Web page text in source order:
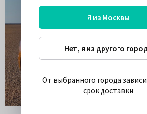
Я из Москвы
Нет, я из другого
От выбранного города
срок доставки